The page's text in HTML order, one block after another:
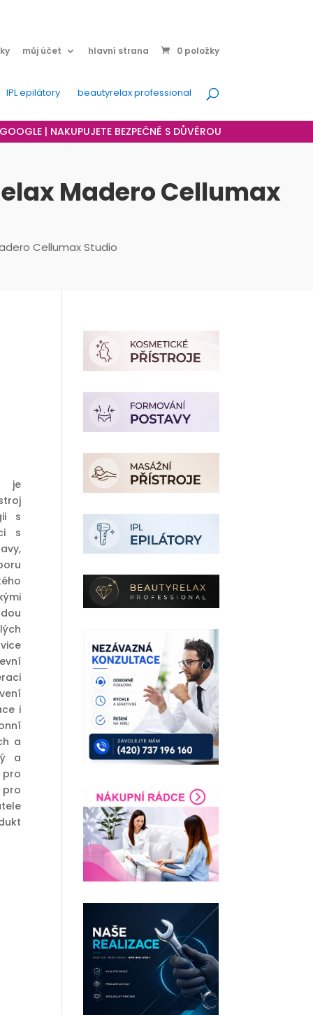
můj účet hlavní strana 0 položky
IPL epilátory beautyrelax professional
| NAKUPUJETE BEZPEČNĚ S DŮVĚROU
Madero Cellumax
Cellumax Studio
je
s
s
i
a
a
pro